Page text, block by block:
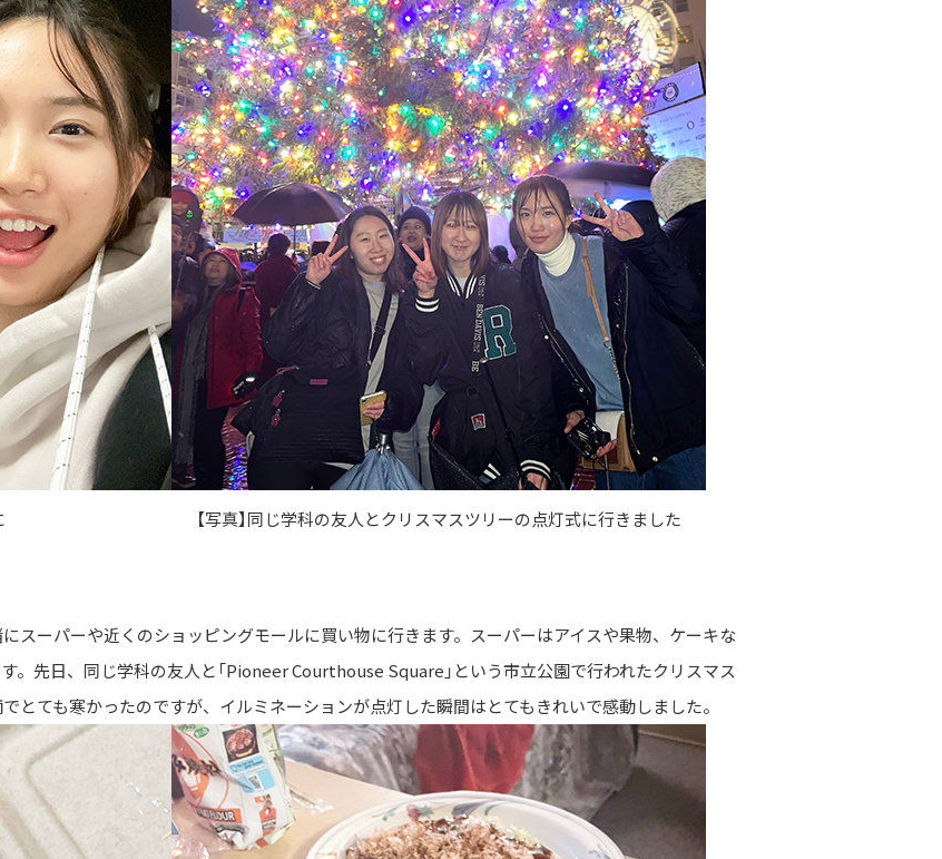
【写真】同じ学科の友人とクリスマスツリーの点灯式に行きました
スーパーや近くのショッピングモールに買い物に行きます。スーパーはアイスや果物、ケーキな
。先日、同じ学科の友人と「Pioneer Courthouse Square」という市立公園で行われたクリスマス
とても寒かったのですが、イルミネーションが点灯した瞬間はとてもきれいで感動しました。